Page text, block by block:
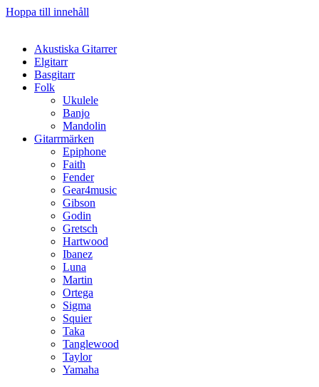
Hoppa till innehåll
Akustiska Gitarrer
Elgitarr
Basgitarr
Folk
Ukulele
Banjo
Mandolin
Gitarrmärken
Epiphone
Faith
Fender
Gear4music
Gibson
Godin
Gretsch
Hartwood
Ibanez
Luna
Martin
Ortega
Sigma
Squier
Taka
Tanglewood
Taylor
Yamaha